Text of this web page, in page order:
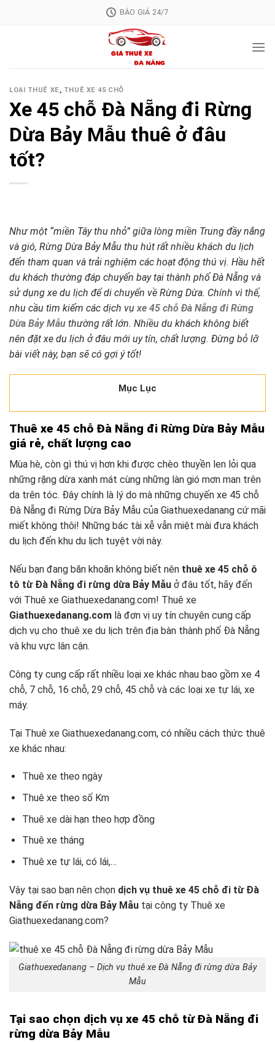
BÁO GIÁ 24/7
LOẠI THUÊ XE, THUÊ XE 45 CHỖ
Xe 45 chỗ Đà Nẵng đi Rừng
Dừa Bảy Mẫu thuê ở đâu
tốt?
Như một “miền Tây thu nhỏ” giữa lòng miền Trung đầy nắng
và gió, Rừng Dừa Bảy Mẫu thu hút rất nhiều khách du lịch
đến tham quan và trải nghiệm các hoạt động thú vị. Hầu hết
du khách thường đáp chuyến bay tại thành phố Đà Nẵng và
sử dụng xe du lịch để di chuyển về Rừng Dừa. Chính vì thế,
nhu cầu tìm kiếm các dịch vụ xe 45 chỗ Đà Nẵng đi Rừng
Dừa Bảy Mẫu thường rất lớn. Nhiều du khách không biết
nên đặt xe du lịch ở đâu mới uy tín, chất lượng. Đừng bỏ lỡ
bài viết này, bạn sẽ có gợi ý tốt!
Mục Lục
Thuê xe 45 chỗ Đà Nẵng đi Rừng Dừa Bảy Mẫu
giá rẻ, chất lượng cao
Mùa hè, còn gì thú vị hơn khi được chèo thuyền len lỏi qua
những rặng dừa xanh mát cùng những làn gió mơn man trên
da trên tóc. Đây chính là lý do mà những chuyến xe 45 chỗ
Đà Nẵng đi Rừng Dừa Bảy Mẫu của Giathuexedanang cứ mãi
miết không thôi! Những bác tài xễ vẫn miệt mài đưa khách
du lịch đến khu du lịch tuyệt vời này.
Nếu bạn đang băn khoăn không biết nên thuê xe 45 chỗ ô
tô từ Đà Nẵng đi rừng dừa Bảy Mẫu ở đâu tốt, hãy đến
với Thuê xe Giathuexedanang.com! Thuê xe
Giathuexedanang.com là đơn vị uy tín chuyên cung cấp
dịch vụ cho thuê xe du lịch trên địa bàn thành phố Đà Nẵng
và khu vực lân cận.
Công ty cung cấp rất nhiều loại xe khác nhau bao gồm xe 4
chỗ, 7 chỗ, 16 chỗ, 29 chỗ, 45 chỗ và các loại xe tự lái, xe
máy.
Tại Thuê xe Giathuexedanang.com, có nhiều cách thức thuê
xe khác nhau:
Thuê xe theo ngày
Thuê xe theo số Km
Thuê xe dài hạn theo hợp đồng
Thuê xe tháng
Thuê xe tự lái, có lái,…
Vậy tại sao bạn nên chọn dịch vụ thuê xe 45 chỗ đi từ Đà
Nẵng đến rừng dừa Bảy Mẫu tại công ty Thuê xe
Giathuexedanang.com?
Giathuexedanang – Dịch vụ thuê xe Đà Nẵng đi rừng dừa Bảy
Mẫu
Tại sao chọn dịch vụ xe 45 chỗ từ Đà Nẵng đi
rừng dừa Bảy Mẫu